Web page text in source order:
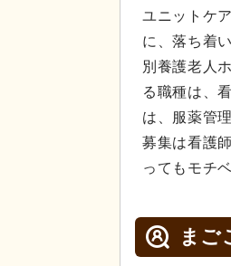
ユニットケ
に、落ち着
別養護老人
る職種は、
は、服薬管
募集は看護
ってもモチ
まご